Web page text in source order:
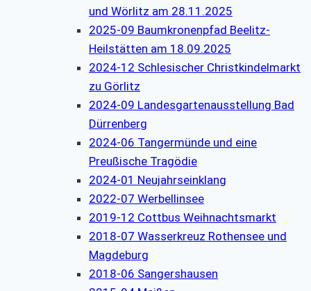
und Wörlitz am 28.11.2025
2025-09 Baumkronenpfad Beelitz-
Heilstätten am 18.09.2025
2024-12 Schlesischer Christkindelmarkt
zu Görlitz
2024-09 Landesgartenausstellung Bad
Dürrenberg
2024-06 Tangermünde und eine
Preußische Tragödie
2024-01 Neujahrseinklang
2022-07 Werbellinsee
2019-12 Cottbus Weihnachtsmarkt
2018-07 Wasserkreuz Rothensee und
Magdeburg
2018-06 Sangershausen